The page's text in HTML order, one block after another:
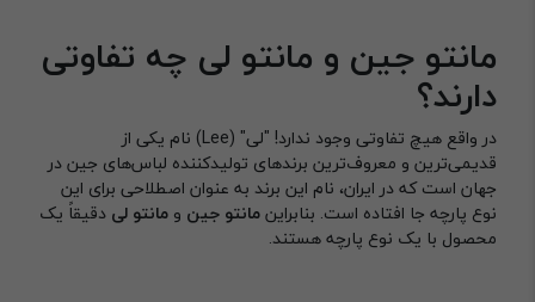
مانتو جین و مانتو لی چه تفاوتی
دارند؟
در واقع هیچ تفاوتی وجود ندارد! "لی" (Lee) نام یکی از
قدیمی‌ترین و معروف‌ترین برندهای تولیدکننده لباس‌های جین در
جهان است که در ایران، نام این برند به عنوان اصطلاحی برای این
نوع پارچه جا افتاده است. بنابراینمانتو جین و مانتو لی دقیقاً یک
محصول با یک نوع پارچه هستند.